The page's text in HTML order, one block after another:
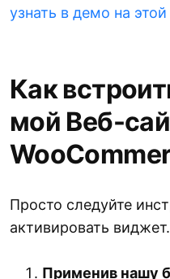
узнать в демо на
Как
мой Веб-
Просто следуйте
активировать виджет.
Применив нашу